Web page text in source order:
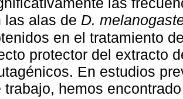
las alas de D.
en el tratamiento
protector del extracto
En estudios
trabajo, hemos